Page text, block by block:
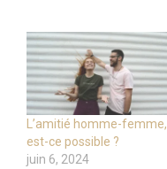
L’amitié homme-femme,
est-ce possible ?
juin 6, 2024